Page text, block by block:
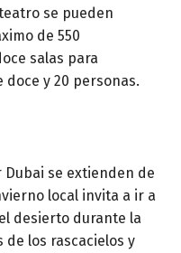
se pueden
de 550
salas para
y 20 personas.
Dubai se extienden de
local invita a ir a
desierto durante la
de los rascacielos y